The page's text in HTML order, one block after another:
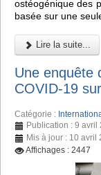
ostéogénique des
basée sur une
Lire la suite...
Une enquête
COVID-19
Catégorie :
Publication : 9 avril
Mis à jour : 10 avril
Affichages : 2447